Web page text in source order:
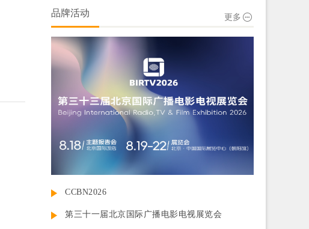
品牌活动 更多
CCBN2026
第三十一届北京国际广播电影电视展览会